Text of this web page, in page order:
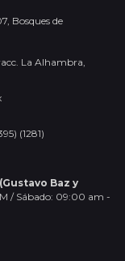
Bosques de
La Alhambra,
(1281)
Baz y
/ Sábado: 09:00 am -